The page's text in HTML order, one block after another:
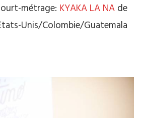
métrage: KYAKA LA NA de
Unis/Colombie/Guatemala